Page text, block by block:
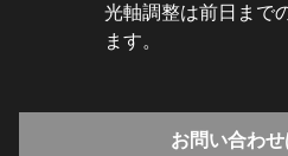
光軸調整は前日まで
ます。
お問い合わ